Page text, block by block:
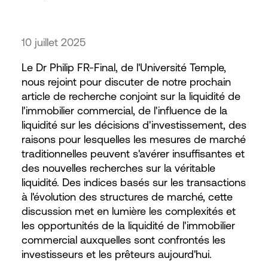
10 juillet 2025
Le Dr Philip FR-Final, de l'Université Temple,
nous rejoint pour discuter de notre prochain
article de recherche conjoint sur la liquidité de
l'immobilier commercial, de l'influence de la
liquidité sur les décisions d'investissement, des
raisons pour lesquelles les mesures de marché
traditionnelles peuvent s'avérer insuffisantes et
des nouvelles recherches sur la véritable
liquidité. Des indices basés sur les transactions
à l'évolution des structures de marché, cette
discussion met en lumière les complexités et
les opportunités de la liquidité de l'immobilier
commercial auxquelles sont confrontés les
investisseurs et les prêteurs aujourd'hui.